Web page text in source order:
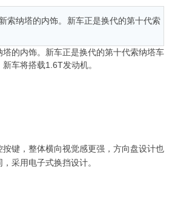
索纳塔的内饰。新车正是换代的第十代索
的内饰。新车正是换代的第十代索纳塔车
车将搭载1.6T发动机。
键，整体横向视觉感更强，方向盘设计也
采用电子式换挡设计。